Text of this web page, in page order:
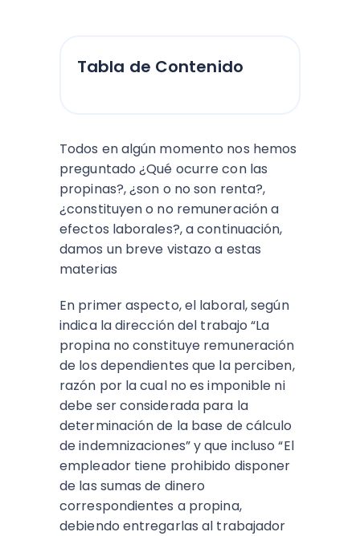
Tabla de Contenido
Todos en algún momento nos hemos
preguntado ¿Qué ocurre con las
propinas?, ¿son o no son renta?,
¿constituyen o no remuneración a
efectos laborales?, a continuación,
damos un breve vistazo a estas
materias
En primer aspecto, el laboral, según
indica la dirección del trabajo “La
propina no constituye remuneración
de los dependientes que la perciben,
razón por la cual no es imponible ni
debe ser considerada para la
determinación de la base de cálculo
de indemnizaciones” y que incluso “El
empleador tiene prohibido disponer
de las sumas de dinero
correspondientes a propina,
debiendo entregarlas al trabajador